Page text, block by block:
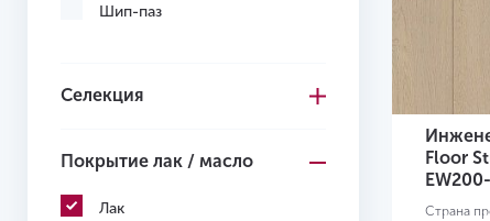
Шип-паз
Селекция
Покрытие лак / масло
Лак
Floor
Страна